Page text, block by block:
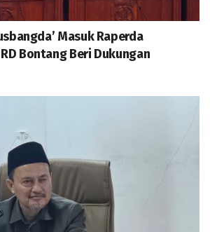
Masuk Raperda
Bontang Beri Dukungan